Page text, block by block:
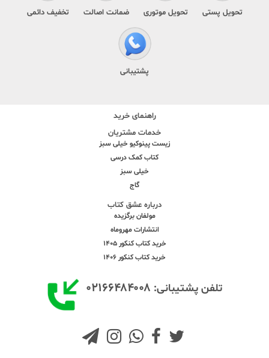
تحویل پستی تحویل موتوری ضمانت اصالت تخفیف دائمی
پشتیبانی
راهنمای خرید
خدمات مشتریان
زیست پینوکیو خیلی سبز
کتاب کمک درسی
خیلی سبز
گاج
درباره عشق کتاب
مولفان برگزیده
انتشارات مهروماه
خرید کتاب کنکور 1405
خرید کتاب کنکور 1406
تلفن پشتیبانی: ۰۲۱۶۶۴۸۴۰۰۸